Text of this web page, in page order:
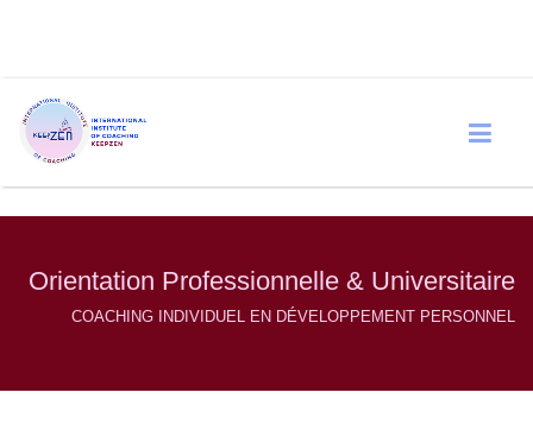
Orientation Professionnelle & Universitaire
COACHING INDIVIDUEL EN DÉVELOPPEMENT PERSONNEL